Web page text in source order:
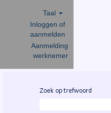
Taal
Inloggen of
aanmelden
Aanmelding
werknemer
Zoek op trefwoord